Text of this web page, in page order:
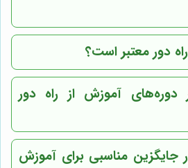
دور معتبر است؟
دوره‌های آموزش از راه دور
جایگزین مناسبی برای آموزش